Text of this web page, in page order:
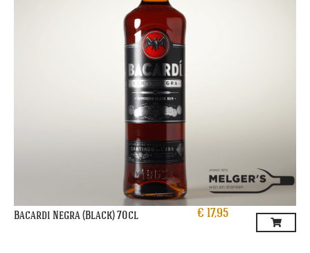
Bacardi Negra (Black) 70cl € 17,95